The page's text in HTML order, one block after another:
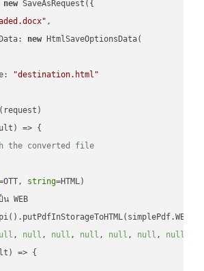
new SaveAsRequest({
,
: new HtmlSaveOptionsData(
:
"destination.html"
) => {
the converted file
string=HTML)
, null , null , null , null , null , null
) => {